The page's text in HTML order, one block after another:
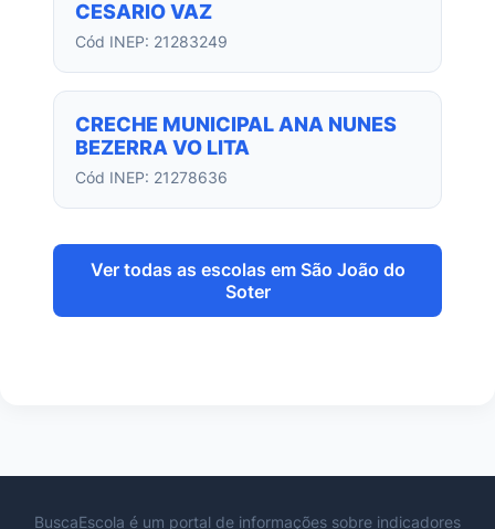
CESARIO VAZ
Cód INEP: 21283249
CRECHE MUNICIPAL ANA NUNES
BEZERRA VO LITA
Cód INEP: 21278636
Ver todas as escolas em São João do
Soter
BuscaEscola é um portal de informações sobre indicadores